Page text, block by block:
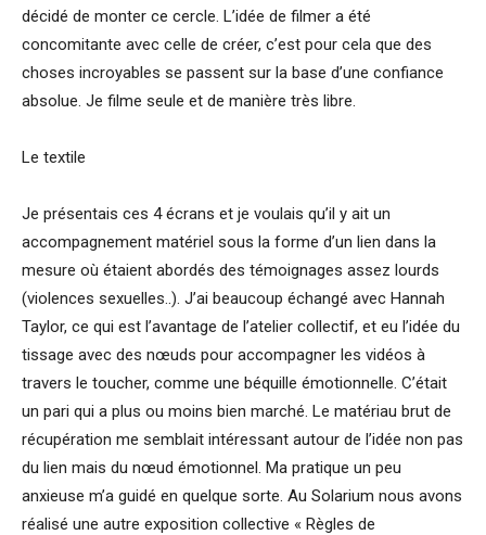
décidé de monter ce cercle. L’idée de filmer a été
concomitante avec celle de créer, c’est pour cela que des
choses incroyables se passent sur la base d’une confiance
absolue. Je filme seule et de manière très libre.
Le textile
Je présentais ces 4 écrans et je voulais qu’il y ait un
accompagnement matériel sous la forme d’un lien dans la
mesure où étaient abordés des témoignages assez lourds
(violences sexuelles..). J’ai beaucoup échangé avec Hannah
Taylor, ce qui est l’avantage de l’atelier collectif, et eu l’idée du
tissage avec des nœuds pour accompagner les vidéos à
travers le toucher, comme une béquille émotionnelle. C’était
un pari qui a plus ou moins bien marché. Le matériau brut de
récupération me semblait intéressant autour de l’idée non pas
du lien mais du nœud émotionnel. Ma pratique un peu
anxieuse m’a guidé en quelque sorte. Au Solarium nous avons
réalisé une autre exposition collective « Règles de